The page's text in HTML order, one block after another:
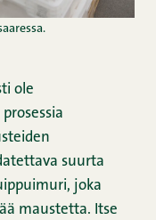
ole
suurta
joka
maustetta. Itse